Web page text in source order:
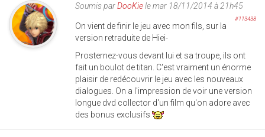
Soumis parDooKiele mar 18/11/2014 à 21h45
#113438
On vient de finir le jeu avec mon fils, sur la
version retraduite de Hiei-
Prosternez-vous devant lui et sa troupe, ils ont
fait un boulot de titan. C'est vraiment un énorme
plaisir de redécouvrir le jeu avec les nouveaux
dialogues. On a l'impression de voir une version
longue dvd collector d'un film qu'on adore avec
des bonus exclusifs